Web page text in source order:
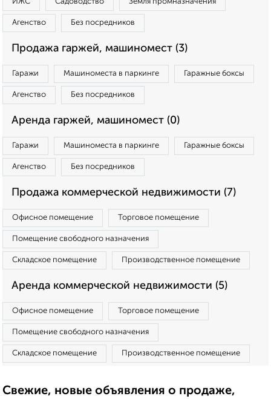
Агенство Без посредников
Продажа гаржей, машиномест (3)
Гаражи Машиноместа в паркинге Гаражные боксы
Агенство Без посредников
Аренда гаржей, машиномест (0)
Гаражи Машиноместа в паркинге Гаражные боксы
Агенство Без посредников
Продажа коммерческой недвижимости (7)
Офисное помещение Торговое помещение
Помещение свободного назначения
Складское помещение Производственное помещение
Аренда коммерческой недвижимости (5)
Офисное помещение Торговое помещение
Помещение свободного назначения
Складское помещение Производственное помещение
Свежие, новые объявления о продаже,